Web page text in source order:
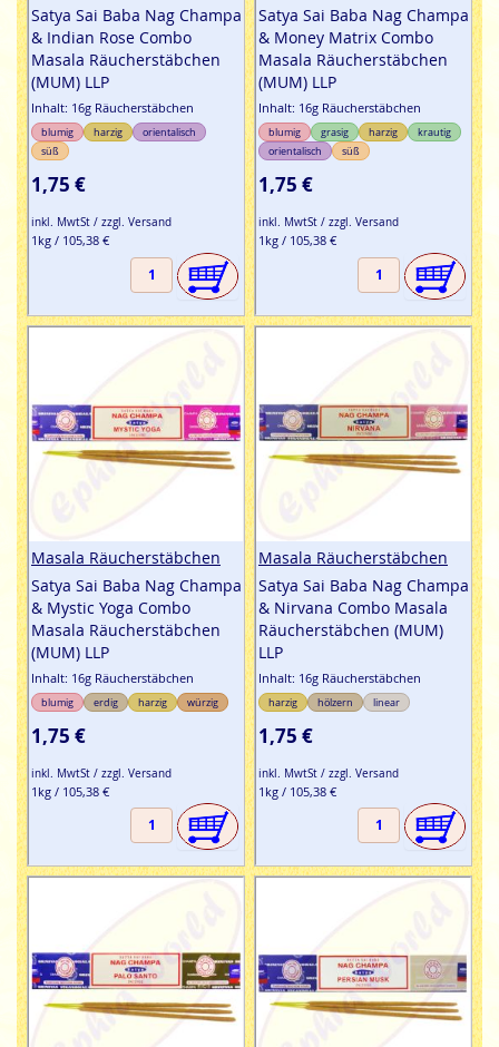
Satya Sai Baba Nag Champa
& Indian Rose Combo
Masala Räucherstäbchen
(MUM) LLP
Inhalt: 16g Räucherstäbchen
blumig harzig
orientalisch
süß
1,75 €
inkl. MwtSt / zzgl. Versand
1kg / 105,38 €
Satya Sai Baba Nag Champa
& Money Matrix Combo
Masala Räucherstäbchen
(MUM) LLP
Inhalt: 16g Räucherstäbchen
blumig grasig harzig
krautig
orientalisch
süß
1,75 €
inkl. MwtSt / zzgl. Versand
1kg / 105,38 €
Masala Räucherstäbchen
Satya Sai Baba Nag Champa
& Mystic Yoga Combo
Masala Räucherstäbchen
(MUM) LLP
Inhalt: 16g Räucherstäbchen
blumig erdig harzig würzig
1,75 €
inkl. MwtSt / zzgl. Versand
1kg / 105,38 €
Masala Räucherstäbchen
Satya Sai Baba Nag Champa
& Nirvana Combo Masala
Räucherstäbchen (MUM)
LLP
Inhalt: 16g Räucherstäbchen
harzig hölzern linear
1,75 €
inkl. MwtSt / zzgl. Versand
1kg / 105,38 €